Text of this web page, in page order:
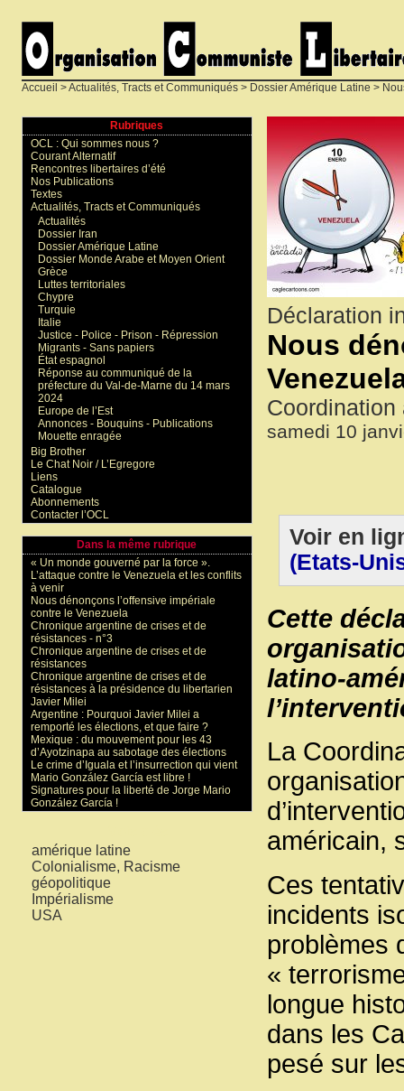
Accueil >Actualités, Tracts et Communiqués > Dossier Amérique Latine >
Déclaration
Nous
Coordination
samedi 10
Voir en
(Etats-
Cette
latino-
La
américain,
Ces
incidents
problèmes
«
longue
dans les
pesé sur
Rubriques
OCL : Qui sommes nous ?
Courant Alternatif
Rencontres libertaires d’été
Nos Publications
Textes
Actualités, Tracts et Communiqués
Actualités
Dossier Iran
Dossier Amérique Latine
Dossier Monde Arabe et Moyen Orient
Grèce
Luttes territoriales
Chypre
Turquie
Italie
Justice - Police - Prison - Répression
Migrants - Sans papiers
État espagnol
Réponse au communiqué de la
préfecture du Val-de-Marne du 14 mars
2024
Europe de l’Est
Annonces - Bouquins - Publications
Mouette enragée
Big Brother
Le Chat Noir / L’Egregore
Liens
Catalogue
Abonnements
Contacter l’OCL
Dans la même rubrique
« Un monde gouverné par la force ».
L’attaque contre le Venezuela et les conflits
à venir
Nous dénonçons l’offensive impériale
contre le Venezuela
Chronique argentine de crises et de
résistances - n°3
Chronique argentine de crises et de
résistances
Chronique argentine de crises et de
résistances à la présidence du libertarien
Javier Milei
Argentine : Pourquoi Javier Milei a
remporté les élections, et que faire ?
Mexique : du mouvement pour les 43
d’Ayotzinapa au sabotage des élections
Le crime d’Iguala et l’insurrection qui vient
Mario González García est libre !
Signatures pour la liberté de Jorge Mario
González García !
amérique latine
Colonialisme, Racisme
géopolitique
Impérialisme
USA